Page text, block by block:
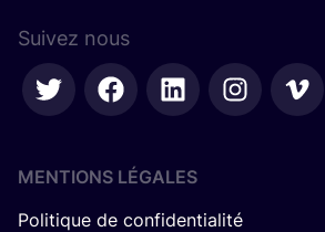
Suivez nous
MENTIONS LÉGALES
Politique de confidentialité